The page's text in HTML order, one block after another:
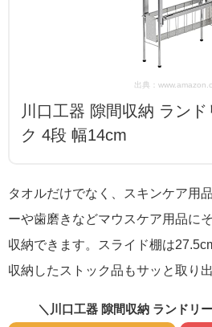
出典：
川口工器 隙間収納 ラン
ク 4段 幅14cm
タオルだけでなく、スキンケア用
ーや歯磨きなどマウスケア用品に
収納できます。スライド棚は
収納したストック品もサッと取り出
＼川口工器 隙間収納 ランドリ